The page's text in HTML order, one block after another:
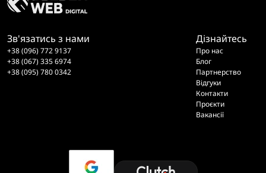
Дізнайтесь
Про нас
Блог
Партнерство
Відгуки
Контакти
Проєкти
Вакансії
Зв'язатись з нами
+38 (096) 772 9137
+38 (067) 335 6974
+38 (095) 780 0342